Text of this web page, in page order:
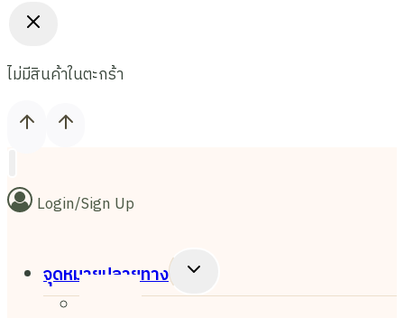
ไม่มีสินค้าในตะกร้า
Login/Sign Up
จุดหมายปลายทาง Toggle
Menu